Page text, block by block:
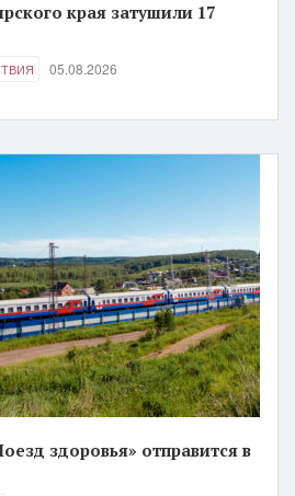
края затушили 17
05.08.2026
здоровья» отправится в